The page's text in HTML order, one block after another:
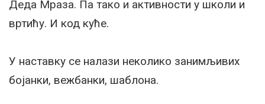
Деда Мраза. Па тако и активности у школи и
вртићу. И код куће.
У наставку се налази неколико занимљивих
бојанки, вежбанки, шаблона.